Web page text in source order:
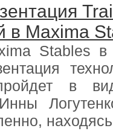
в Maxima
Stables в
в